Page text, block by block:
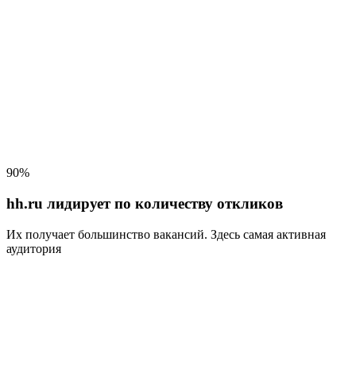
90%
hh.ru лидирует по количеству откликов
Их получает большинство вакансий. Здесь самая активная
аудитория